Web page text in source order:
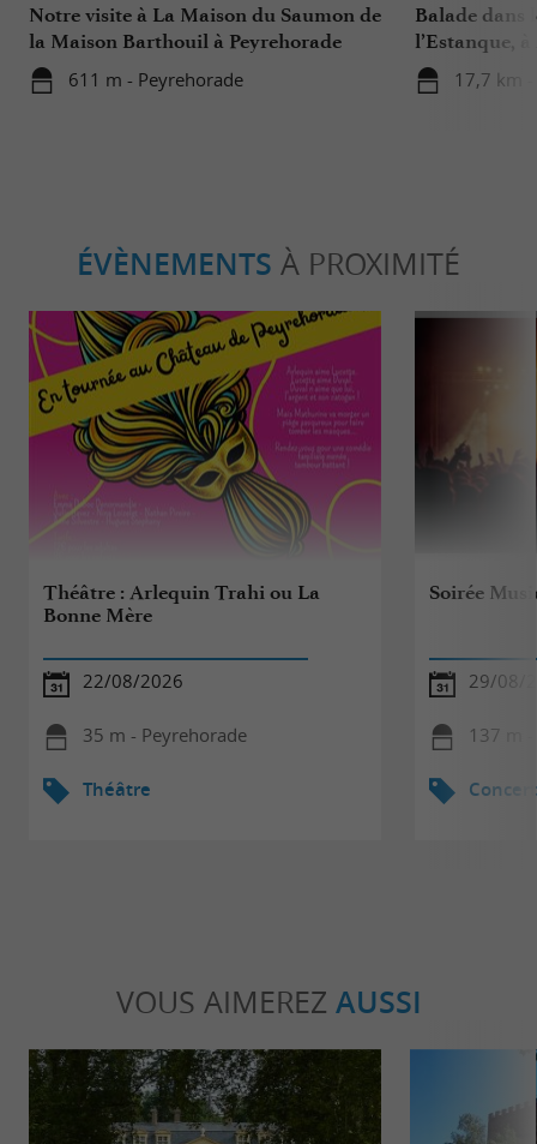
Notre visite à La Maison du Saumon de
la Maison Barthouil à Peyrehorade
611 m - Peyrehorade
Balade dans
l’Estanque, à
17,7 km -
ÉVÈNEMENTS À PROXIMITÉ
Théâtre : Arlequin Trahi ou La
Bonne Mère
22/08/2026
35 m - Peyrehorade
Théâtre
Soirée
29/08/
137 m
VOUS AIMEREZ AUSSI